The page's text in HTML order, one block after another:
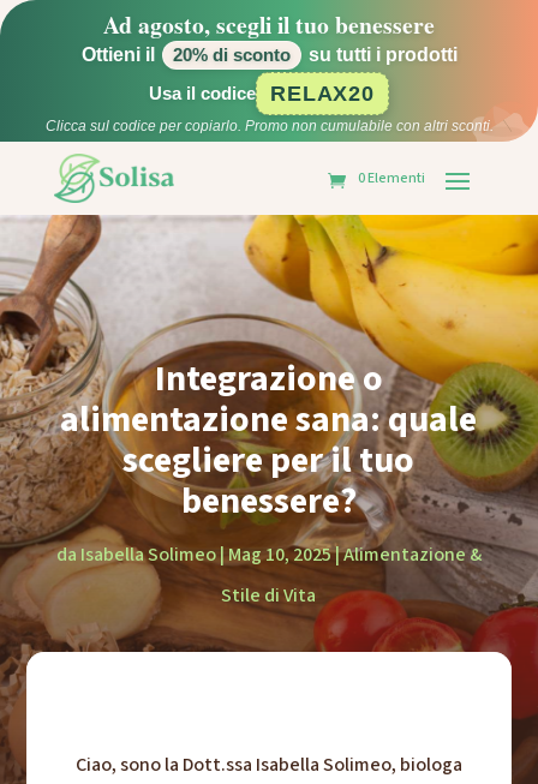
Ad agosto, scegli il tuo benessere
Ottieni il 20% di sconto su tutti i prodotti
Usa il codice RELAX20
Clicca sul codice per copiarlo. Promo non cumulabile con altri sconti.
0 Elementi
Integrazione o
alimentazione sana: quale
scegliere per il tuo
benessere?
da Isabella Solimeo|Mag 10, 2025|Alimentazione &
Stile di Vita
Ciao, sono la Dott.ssa Isabella Solimeo, biologa